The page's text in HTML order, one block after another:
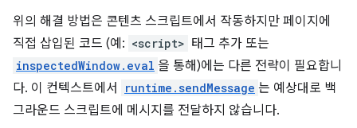
위의 해결 방법은 콘텐츠 스크립트에서 작동하지만 페이지에
직접 삽입된 코드 (예: <script> 태그 추가 또는
inspectedWindow.eval 을 통해)에는 다른 전략이 필요합니
다. 이 컨텍스트에서
runtime.sendMessage 는 예상대로 백
그라운드 스크립트에 메시지를 전달하지 않습니다.